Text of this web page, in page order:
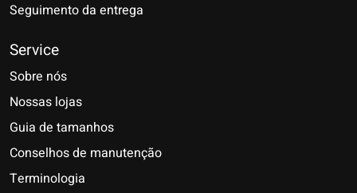
Seguimento da entrega
Service
Sobre nós
Nossas lojas
Guia de tamanhos
Conselhos de manutenção
Terminologia